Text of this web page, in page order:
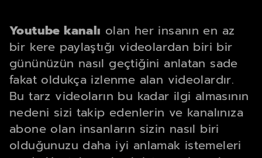
Youtube kanalı olan her insanın en az
bir kere paylaştığı videolardan biri bir
gününüzün nasıl geçtiğini anlatan sade
fakat oldukça izlenme alan videolardır.
Bu tarz videoların bu kadar ilgi almasının
nedeni sizi takip edenlerin ve kanalınıza
abone olan insanların sizin nasıl biri
olduğunuzu daha iyi anlamak istemeleri